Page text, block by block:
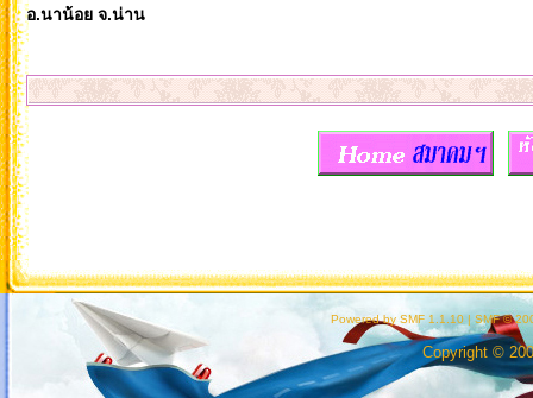
อ.นาน้อย จ.น่าน
Powered by SMF 1.1.10 | SMF ©
Copyright ©